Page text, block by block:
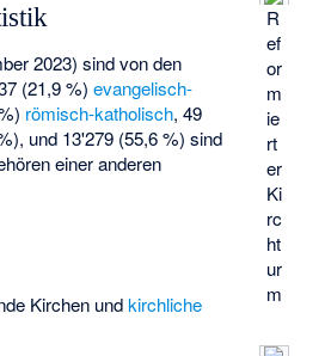
R
ef
or
m
ie
rt
er
Ki
rc
ht
ur
m
2023) sind von den
(21,9 %)evangelisch-
römisch-katholisch, 49
und 13'279 (55,6 %) sind
einer anderen
Kirchen undkirchliche